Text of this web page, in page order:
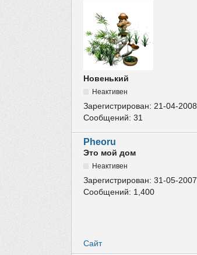
Новенький
Неактивен
Зарегистрирован:21-04-2008
Сообщений:31
Pheoru
Это мой дом
Неактивен
Зарегистрирован:31-05-2007
Сообщений: 1,400
Сайт